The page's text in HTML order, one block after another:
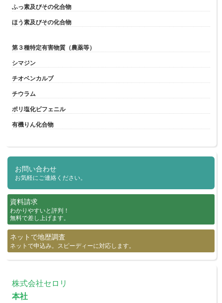
ふっ素及びその化合物
ほう素及びその化合物
第３種特定有害物質（農薬等）
シマジン
チオベンカルブ
チウラム
ポリ塩化ビフェニル
有機りん化合物
お問い合わせ
お気軽にご連絡ください。
資料請求
わかりやすいと評判！
無料で差し上げます。
ネットで地歴調査
ネットで申込み。スピーディーに対応します。
株式会社セロリ
本社